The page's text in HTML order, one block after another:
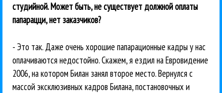
студийной. Может быть, не существует должной оплаты
папарацци, нет заказчиков?
- Это так. Даже очень хорошие папарационные кадры у нас
оплачиваются недостойно. Скажем, я ездил на Евровидение
2006, на котором Билан занял второе место. Вернулся с
массой эксклюзивных кадров Билана, постановочных и